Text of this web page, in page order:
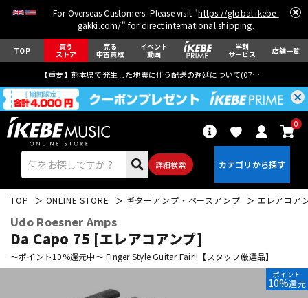
For Overseas Customers: Please visit "https://global.ikebe-
gakki.com/" for direct international shipping.
TOP 買う
ストア
売る
中古買取
イベント
動画
学割
サービス 店舗一覧
【重要】熊本県で発生した地震に伴う配送の遅延について(07月29日
詳細検索
0
TOP ONLINE STORE ギターアンプ・ベースアンプ エレアコア
Udo Roesner Amps
Da Capo 75 [エレアコアンプ]
～ポイント10%還元中～ Finger Style Guitar Fair!!【スタッフ厳選品】
ポイント
10%還元